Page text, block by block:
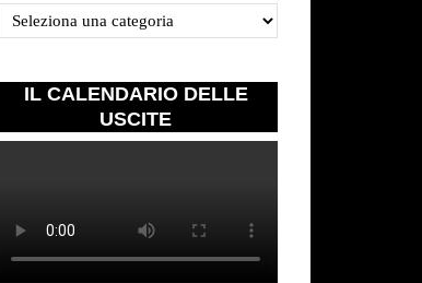
Categorie
IL CALENDARIO DELLE
USCITE